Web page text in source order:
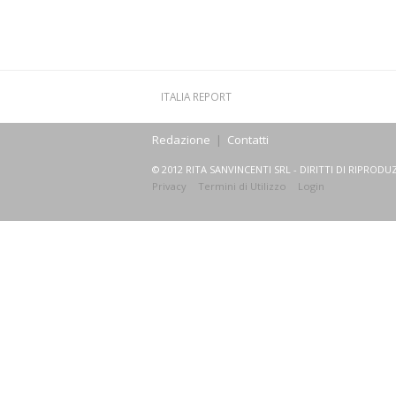
ITALIA REPORT
Redazione | Contatti
© 2012 RITA SANVINCENTI SRL - DIRITTI DI
Privacy
Termini di Utilizzo Login